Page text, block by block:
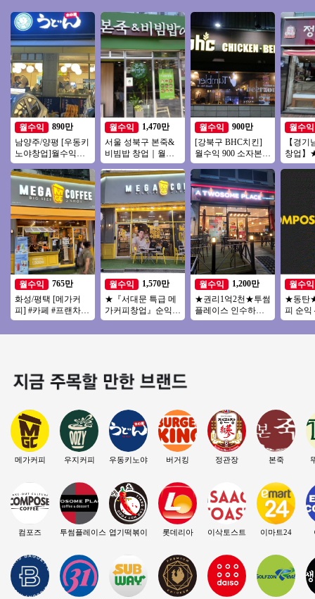
월수익
890만
남양주/양평 [우동키
노야창업]월수익
1200만 #우동창업#
소자본창업#고수익
창업#투잡
월수익
765만
화성/평택 [메가커
피] #카페 #프랜차이
즈창업 #소자본창업
#메가커피 #커피창
월수익
1,470만
서울 성북구 본죽&
비빔밥 창업｜월매
출 3,600만원, 권리금
1억5천 창업 분석
월수익
1,570만
★『서대문 특급 메
가커피창업』순익
1600만 오토창업추
천 시니어창업 은퇴
월수익
900만
[강북구 BHC치킨]
월수익 900 소자본/
고수익 수익구조 정
말좋은 BHC매장!
월수익
1,200만
★권리1억2천★투썸
플레이스 인수하세
요★특급◈동영상
바로 보내드립니다
월수익
【경기
창업】
랜드★
월수익
★동탄
피 순익
상권 경
보창업/
메가커피
컴포즈
우지커피
투썸플레이스
우동키노야
엽기떡볶이
버거킹
롯데리아
정관장
이삭토스트
본죽
이마트24